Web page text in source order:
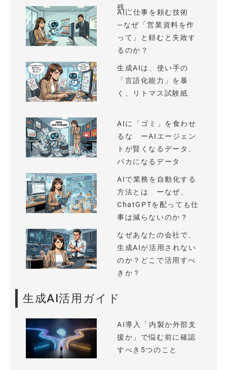
残...
AIに仕事を頼む技術
—なぜ「営業資料を作
って」と頼むと失敗す
るのか？
生成AIは、使い手の
「言語化能力」を暴
く、リトマス試験紙
AIに「ゴミ」を食わせ
るな ーAIエージェン
トが賢くなるデータ、
バカになるデータ
AIで業務を自動化する
方法とは ーなぜ、
ChatGPTを配っても仕
事は減らないのか？
なぜあなたの会社で、
生成AIが活用されない
のか？どこで活用すべ
きか？
生成AI活用ガイド
AI導入「内製か外部支
援か」で悩む前に確認
すべき5つのこと